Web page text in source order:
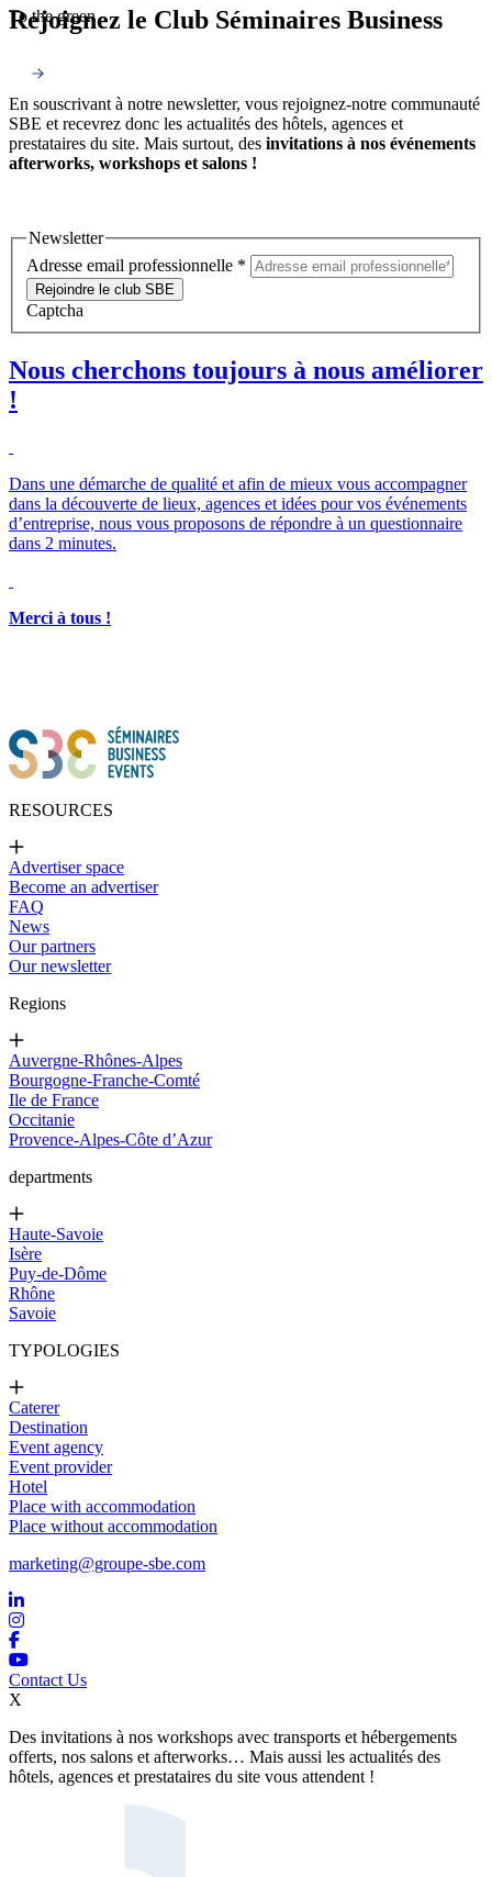
To the green
Rejoignez le Club Séminaires Business
En souscrivant à notre newsletter, vous rejoignez-notre communauté
SBE et recevrez donc les actualités des hôtels, agences et
prestataires du site. Mais surtout, des invitations à nos événements
afterworks, workshops et salons !
Newsletter
Adresse email professionnelle *
Rejoindre le club SBE
Captcha
Nous cherchons toujours à nous améliorer
!
Dans une démarche de qualité et afin de mieux vous accompagner
dans la découverte de lieux, agences et idées pour vos événements
d’entreprise, nous vous proposons de répondre à un questionnaire
dans 2 minutes.
Merci à tous !
RESOURCES
Advertiser space
Become an advertiser
FAQ
News
Our partners
Our newsletter
Regions
Auvergne-Rhônes-Alpes
Bourgogne-Franche-Comté
Ile de France
Occitanie
Provence-Alpes-Côte d’Azur
departments
Haute-Savoie
Isère
Puy-de-Dôme
Rhône
Savoie
TYPOLOGIES
Caterer
Destination
Event agency
Event provider
Hotel
Place with accommodation
Place without accommodation
marketing@groupe-sbe.com
Contact Us
X
Des invitations à nos workshops avec transports et hébergements
offerts, nos salons et afterworks… Mais aussi les actualités des
hôtels, agences et prestataires du site vous attendent !